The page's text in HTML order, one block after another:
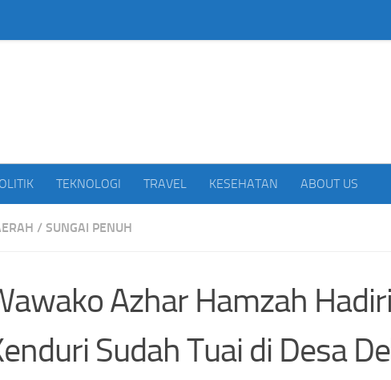
TEKNOLOGI TRAVEL KESEHATAN ABOUT US
/ SUNGAI PENUH
Azhar Hamzah Hadiri
Sudah Tuai di Desa